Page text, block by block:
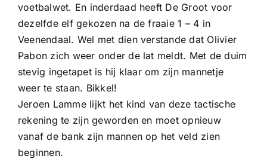
voetbalwet. En inderdaad heeft De Groot voor
dezelfde elf gekozen na de fraaie 1 – 4 in
Veenendaal. Wel met dien verstande dat Olivier
Pabon zich weer onder de lat meldt. Met de duim
stevig ingetapet is hij klaar om zijn mannetje
weer te staan. Bikkel!
Jeroen Lamme lijkt het kind van deze tactische
rekening te zijn geworden en moet opnieuw
vanaf de bank zijn mannen op het veld zien
beginnen.